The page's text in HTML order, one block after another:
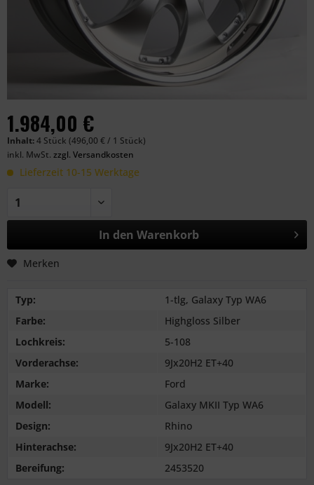
1.984,00 €
Inhalt:4 Stück (496,00 € / 1 Stück)
inkl. MwSt. zzgl. Versandkosten
Lieferzeit 10-15 Werktage
In den Warenkorb
Merken
Typ:
1-tlg, Galaxy Typ WA6
Farbe:
Highgloss Silber
Lochkreis:
5-108
Vorderachse:
9Jx20H2 ET+40
Marke:
Ford
Modell:
Galaxy MKII Typ WA6
Design:
Rhino
Hinterachse:
9Jx20H2 ET+40
Bereifung:
2453520